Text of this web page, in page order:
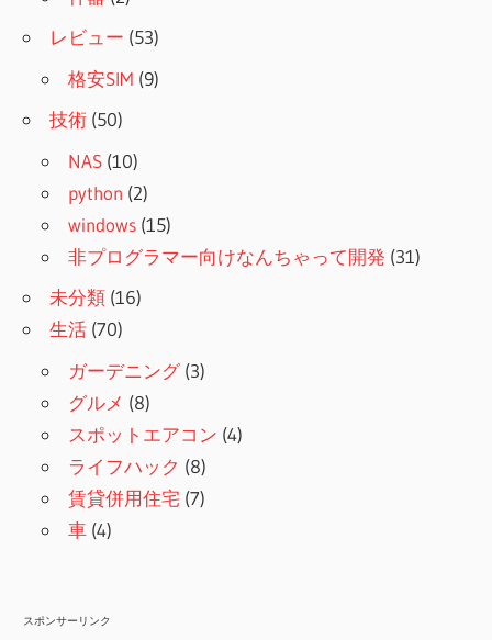
レビュー (53)
格安SIM (9)
技術 (50)
NAS (10)
python (2)
windows (15)
非プログラマー向けなんちゃって開発 (31)
未分類 (16)
生活 (70)
ガーデニング(3)
グルメ (8)
スポットエアコン (4)
ライフハック (8)
賃貸併用住宅 (7)
車 (4)
スポンサーリンク